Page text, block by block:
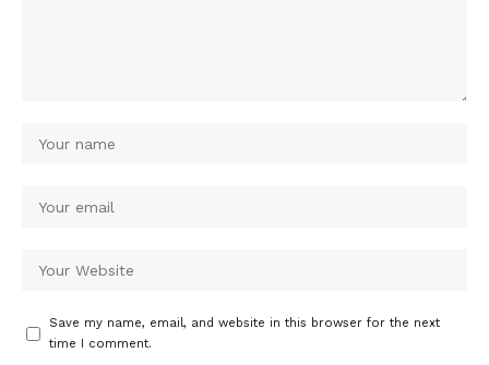
Save my name, email, and website in this browser for the next
time I comment.